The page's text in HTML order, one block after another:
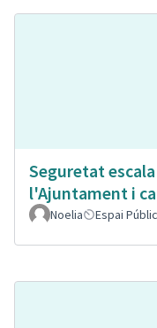
Seguretat
l'Ajuntament i
Noelia Espai Públic